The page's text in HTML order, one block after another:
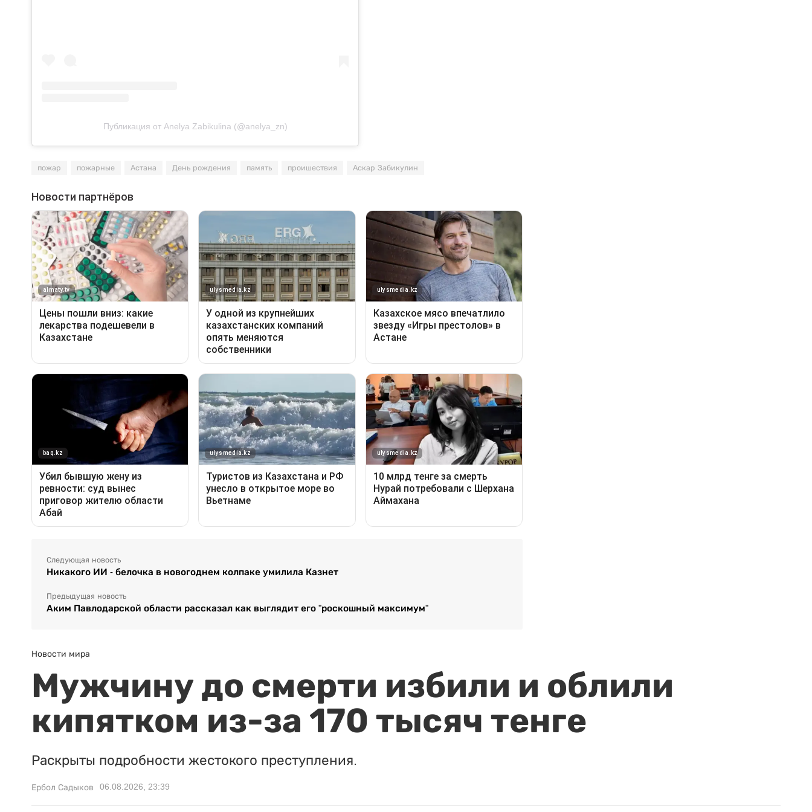
Публикация от Anelya Zabikulina (@anelya_zn)
пожар пожарные Астана День рождения память проишествия Аскар Забикулин
Следующая новость
Никакого ИИ - белочка в новогоднем колпаке умилила Казнет
Предыдущая новость
Аким Павлодарской области рассказал как выглядит его "роскошный максимум"
Новости мира
Мужчину до смерти избили и облили
кипятком из-за 170 тысяч тенге
Раскрыты подробности жестокого преступления.
Ербол Садыков 06.08.2026, 23:39